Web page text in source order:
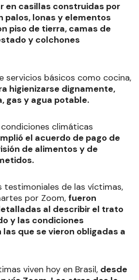
en casillas construidas por
palos, lonas y elementos
piso de tierra, camas de
y colchones
servicios básicos como cocina,
higienizarse dignamente,
gas y agua potable.
climáticas
el acuerdo de pago de
de alimentos y de
testimoniales de las víctimas,
por Zoom, fueron
al describir el trato
y las condiciones
que se vieron obligadas a
viven hoy en Brasil, desde